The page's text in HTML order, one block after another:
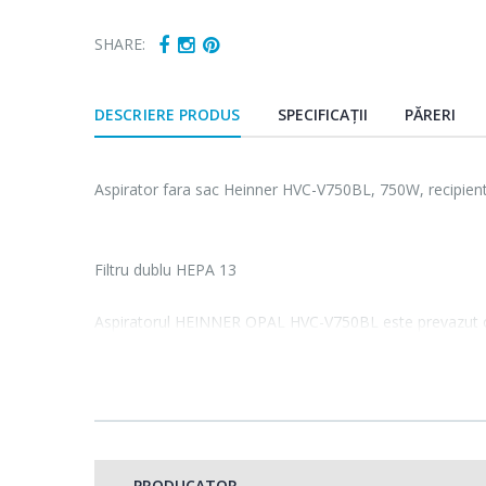
SHARE:
DESCRIERE PRODUS SPECIFICAȚII PĂRERI
Aspirator fara sac Heinner HVC-V750BL, 750W,
Filtru dublu HEPA 13
Aspiratorul HEINNER OPAL HVC-V750BL este
ajuta la retinerea impuritatilor aerului, oferind astfel un
HEPA 13 sunt usor de curatat si intretinut, datorita